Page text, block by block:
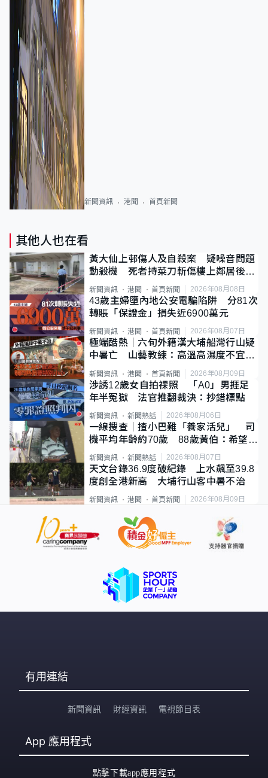
新聞資訊 港聞 首頁新聞
其他人也在看
黃大仙上邨傷人及自殺案 疑噪音問題
動殺機 死者持菜刀斬傷樓上鄰居後墮
斃
新聞資訊 港聞 首頁新聞 2026年08月08日
43歲主婦墮內地公安電騙陷阱 分81次
轉賬「保證金」損失近6900萬元
新聞資訊 港聞 首頁新聞 2026年08月07日
極端酷熱｜六旬外籍漢大埔船灣行山疑
中暑亡 山藝教練：高溫高濕度不宜遠
新聞資訊 港聞 首頁新聞 2026年08月09日
涉誘12歲女自拍祼照 「A0」男捱足
年半冤獄 法官推翻裁決：抄錯標點
新聞資訊 新聞熱話 2026年08月06日
一線搜查｜揸小巴難「養家活兒」 司
機平均年齡約70歲 88歲黃伯：希望一
直揸落去
新聞資訊 新聞熱話 2026年08月07日
天文台錄36.9度破紀錄 上水飆至39.8
度創全港新高 大埔行山客中暑不治
新聞資訊 港聞 首頁新聞 2026年08月09日
有用連結
新聞資訊 財經資訊 電視節目表
App 應用程式
點擊下載app應用程式